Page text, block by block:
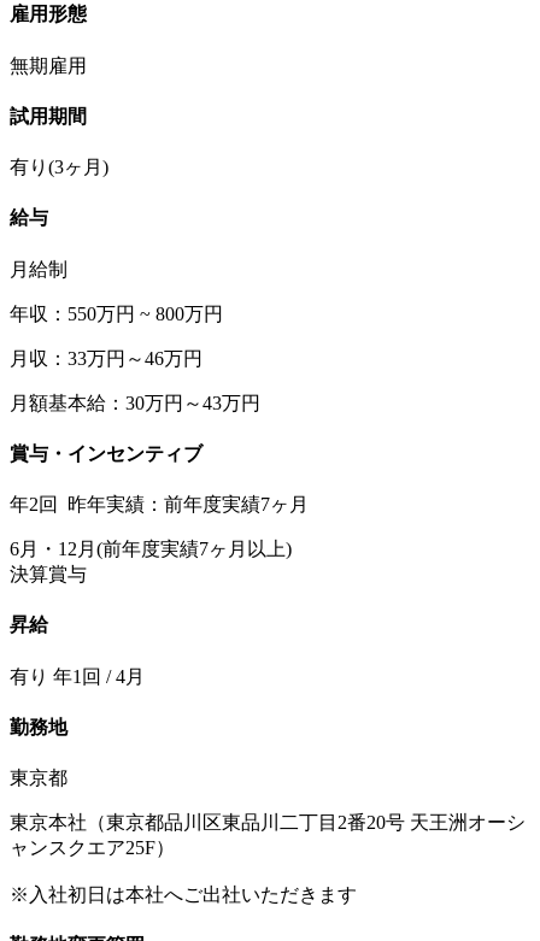
雇用形態
無期雇用
試用期間
有り(3ヶ月)
給与
月給制
年収：550万円 ~ 800万円
月収：33万円～46万円
月額基本給：30万円～43万円
賞与・インセンティブ
年2回 昨年実績：前年度実績7ヶ月
6月・12月(前年度実績7ヶ月以上)
決算賞与
昇給
有り 年1回 / 4月
勤務地
東京都
東京本社（東京都品川区東品川二丁目2番20号 天王洲オーシ
ャンスクエア25F）
※入社初日は本社へご出社いただきます